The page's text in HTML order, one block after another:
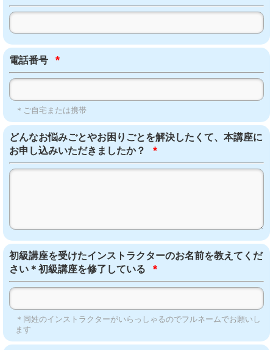
電話番号 *
＊ご自宅または携帯
どんなお悩みごとやお困りごとを解決したくて、本講座に
お申し込みいただきましたか？
*
初級講座を受けたインストラクターのお名前を教えてくだ
さい＊初級講座を修了している
*
＊同姓のインストラクターがいらっしゃるのでフルネームでお願いし
ます